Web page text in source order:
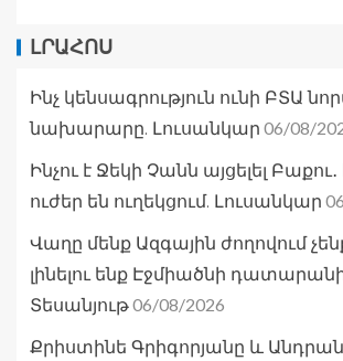
ԼՐԱՀՈՍ
Ինչ կենսագրություն ունի ԲՏԱ
նախարարը. Լուսանկար 06/08/
Ինչու է Ջեկի Չանն այցելել
ուժեր են ուղեկցում. Լուսանկար
Վաղը մենք Ազգային ժողովում
լինելու ենք Էջմիածնի
Տեսանյութ06/08/2026
Քրիստինե Գրիգորյանը և